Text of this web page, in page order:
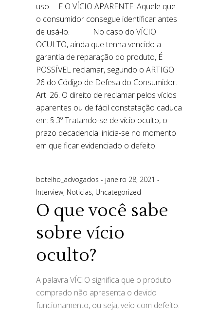
botelho_advogados
janeiro 28, 2021
Interview, Noticias, Uncategorized
O que você sabe
sobre vício
oculto?
A palavra VÍCIO significa que o produto
comprado não apresenta o devido
funcionamento, ou seja, veio com defeito.